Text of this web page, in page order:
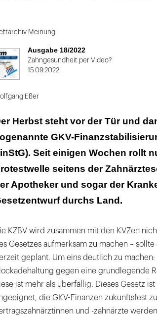
Meinung
Ausgabe 18/2022
Zahngesundheit per Video?
15.09.2022
Eßer
Herbst steht vor der Tür und
GKV-
Seit einigen Wochen rollt
seitens der
Apotheker und sogar der
durchs Land.
KZBV wird zusammen mit den KVZen
Gesetzes aufmerksam zu machen –
geplant. Um eins deutlich zu
gegen eine grundlegende
ist mehr als überfällig. Dieses Gesetz
die GKV-Finanzen zukunftsfest
und -zahnärzte